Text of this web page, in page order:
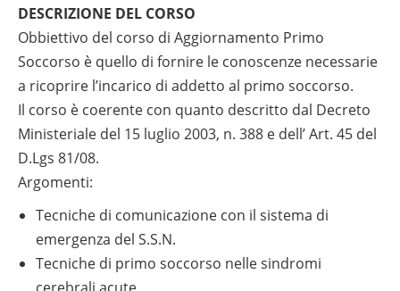
DESCRIZIONE DEL CORSO
Obbiettivo del corso di Aggiornamento Primo
Soccorso è quello di fornire le conoscenze necessarie
a ricoprire l’incarico di addetto al primo soccorso.
Il corso è coerente con quanto descritto dal Decreto
Ministeriale del 15 luglio 2003, n. 388 e dell’ Art. 45 del
D.Lgs 81/08.
Argomenti:
Tecniche di comunicazione con il sistema di
emergenza del S.S.N.
Tecniche di primo soccorso nelle sindromi